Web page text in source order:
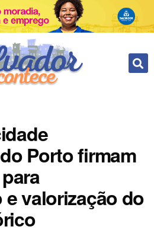
Porto firmam
valorização do